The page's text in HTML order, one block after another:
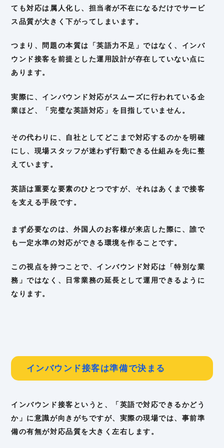
ても対応は属人化し、担当者が不在になるだけでサービ
ス品質が大きく下がってしまいます。
つまり、問題の本質は「英語力不足」ではなく、インバ
ウンド接客を前提とした運用設計が存在していない点に
あります。
実際に、インバウンド対応がスムーズに行われている企
業ほど、「完璧な英語対応」を目指していません。
その代わりに、自社としてどこまで対応するのかを明確
にし、現場スタッフが迷わず行動できる仕組みを先に整
えています。
英語は重要な要素のひとつですが、それはあくまで接客
を支える手段です。
まず必要なのは、外国人のお客様が来店した際に、誰で
も一定水準の対応ができる環境を作ることです。
この視点を持つことで、インバウンド対応は「特別な業
務」ではなく、日常業務の延長として運用できるように
なります。
インバウンド接客は準備で決まる
インバウンド接客というと、「英語で対応できるかどう
か」に意識が向きがちですが、実際の現場では、事前準
備の有無が対応品質を大きく左右します。